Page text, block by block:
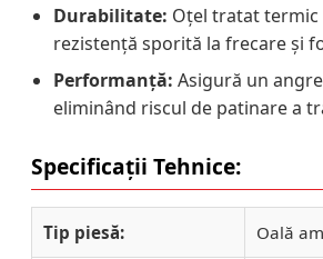
Durabilitate: Oțel tratat
rezistență sporită la frecare și
Performanță: Asigură un
eliminând riscul de patinare a
Specificații Tehnice:
Tip piesă: Oală